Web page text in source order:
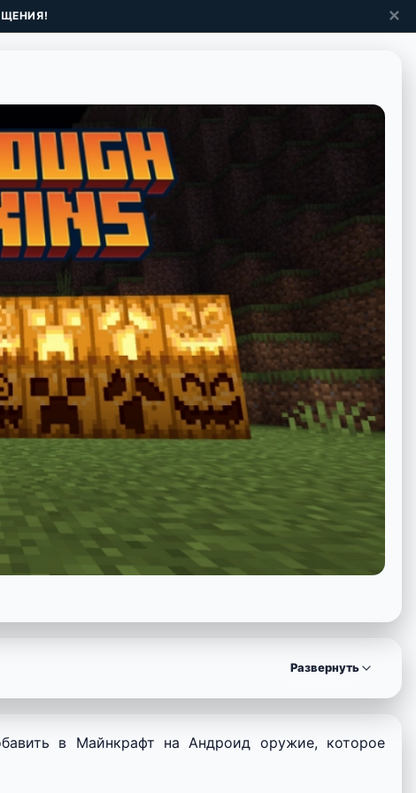
✕
Развернуть
в Майнкрафт на Андроид оружие, которое